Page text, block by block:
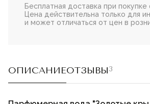
Бесплатная доставка при
Цена действительна только для
и может отличаться от цен в
ОПИСАНИЕОТЗЫВЫ3